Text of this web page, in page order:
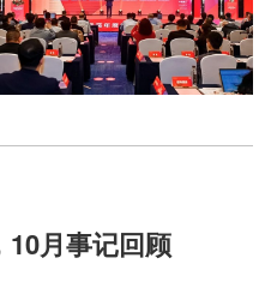
10月事记回顾